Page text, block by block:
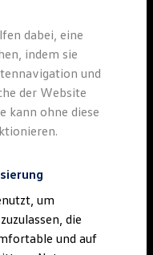
dabei, eine
indem sie
und
der Website
kann ohne diese
um
die
und auf